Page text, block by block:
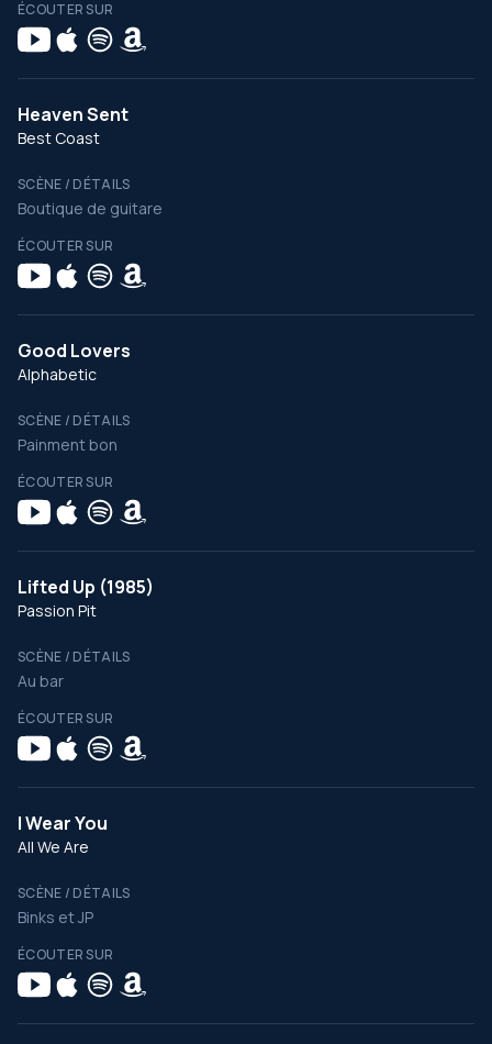
ÉCOUTER SUR
Heaven Sent
Best Coast
SCÈNE / DÉTAILS
Boutique de guitare
ÉCOUTER SUR
Good Lovers
Alphabetic
SCÈNE / DÉTAILS
Painment bon
ÉCOUTER SUR
Lifted Up (1985)
Passion Pit
SCÈNE / DÉTAILS
Au bar
ÉCOUTER SUR
I Wear You
All We Are
SCÈNE / DÉTAILS
Binks et JP
ÉCOUTER SUR